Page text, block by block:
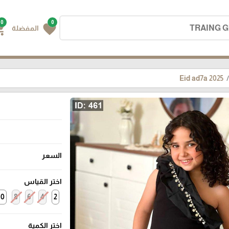
0
favorite المفضلة
0
Eid ad7a 2025
السعر
اختر القياس
2
4
6
8
اختر الكمية